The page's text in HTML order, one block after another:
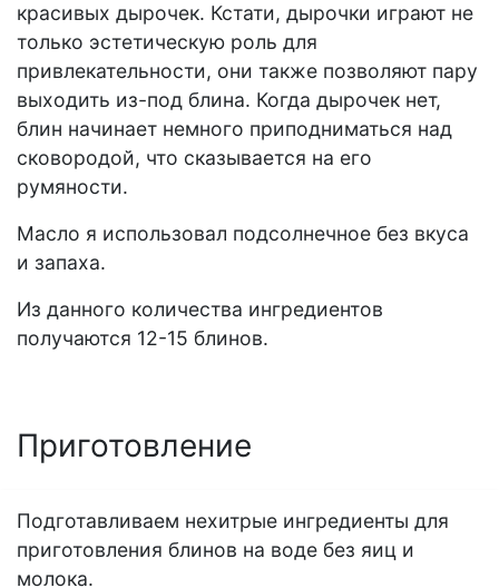
красивых дырочек. Кстати, дырочки играют не
только эстетическую роль для
привлекательности, они также позволяют пару
выходить из-под блина. Когда дырочек нет,
блин начинает немного приподниматься над
сковородой, что сказывается на его
румяности.
Масло я использовал подсолнечное без вкуса
и запаха.
Из данного количества ингредиентов
получаются 12-15 блинов.
Приготовление
Подготавливаем нехитрые ингредиенты для
приготовления блинов на воде без яиц и
молока.